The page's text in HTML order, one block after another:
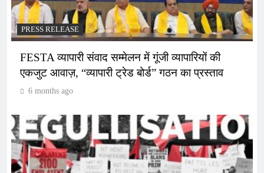
PRESS RELEASE
FESTA व्यापारी संवाद सम्मेलन में गूंजी व्यापारियों की
एकजुट आवाज़, “व्यापारी ट्रेड बोर्ड” गठन का प्रस्ताव
6 months ago